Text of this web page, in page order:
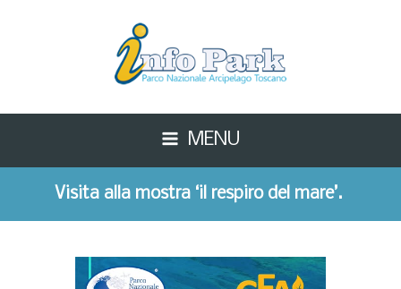
MENU
Visita alla mostra ‘il respiro del mare’.